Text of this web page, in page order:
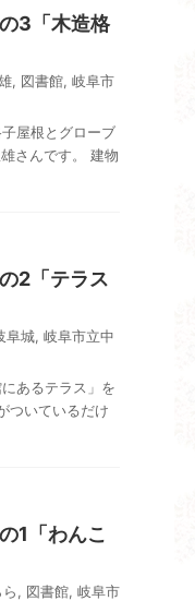
3「木造格
, 図書館, 岐阜市
屋根とグローブ
さんです。 建物
2「テラス
阜城, 岐阜市立中
あるテラス」を
ついているだけ
1「わんこ
, 図書館, 岐阜市